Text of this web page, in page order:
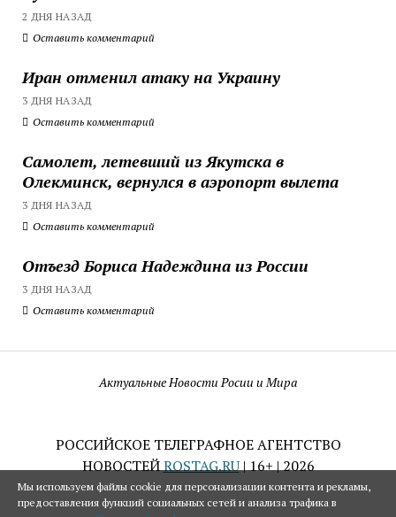
2 ДНЯ НАЗАД
Оставить комментарий
Иран отменил атаку на Украину
3 ДНЯ НАЗАД
Оставить комментарий
Самолет, летевший из Якутска в
Олекминск, вернулся в аэропорт вылета
3 ДНЯ НАЗАД
Оставить комментарий
Отъезд Бориса Надеждина из России
3 ДНЯ НАЗАД
Оставить комментарий
Актуальные Новости Росии и Мира
РОССИЙСКОЕ ТЕЛЕГРАФНОЕ АГЕНТСТВО
НОВОСТЕЙROSTAG.RU| 16+ | 2026
Мы используем файлы cookie для персонализации контента и рекламы,
предоставления функций социальных сетей и анализа трафика в